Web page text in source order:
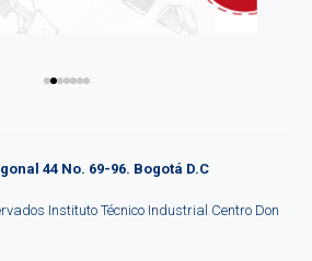
44 No. 69-96. Bogotá D.C
Instituto Técnico Industrial Centro Don